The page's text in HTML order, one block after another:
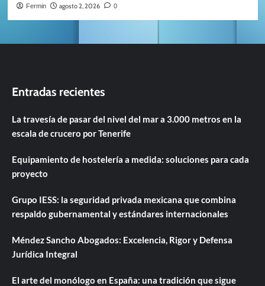
Fermin agosto 2, 2026 0
Entradas recientes
La travesía de pasar del nivel del mar a 3.000 metros en la
escala de crucero por Tenerife
Equipamiento de hostelería a medida: soluciones para cada
proyecto
Grupo IESS: la seguridad privada mexicana que combina
respaldo gubernamental y estándares internacionales
Méndez Sancho Abogados: Excelencia, Rigor y Defensa
Jurídica Integral
El arte del monólogo en España: una tradición que sigue